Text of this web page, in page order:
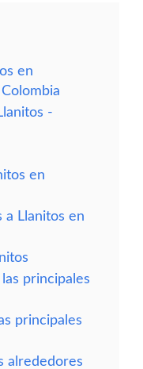
en
-
en
a Llanitos en
principales
principales
alrededores